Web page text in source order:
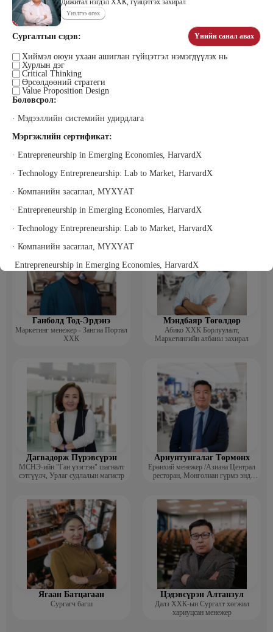
Дижитал нэгдэл ХХК, гүйцэтгэх захирал
Үнэлгээ өгөх
Сургалтын сэдэв: Үнийн санал авах
Хиймэл оюун ухаан ашиглан гүйцэтгэл нэмэгдүүлэх нь
Хурлын дэг
Critical Thinking
Өрсөлдөөний стратеги
Value Proposition Design
Боловсрол:
· Мэдээллийн системийн удирдлага
Мэргэжлийн сертификат:
· Entrepreneurship in Emerging Economies, HarvardX
· Technology Entrepreneurship: Lab to Market, HarvardX
· Компанийн засаглал, МҮХҮАТ
· Entrepreneurship in Emerging Economies, HarvardX
· Technology Entrepreneurship: Lab to Market, HarvardX
· Компанийн засаглал, МҮХҮАТ
Entrepreneurship in Emerging Economies, HarvardX
· Technology Entrepreneurship: Lab to Market, HarvardX
· Компанийн засаглал, МҮХҮАТ
Ажлын туршлага:
2021-2024 Гүйцэтгэх захирал, iTrip ХХК 2017-2024 Гүйцэтгэх
захирал, iHotel ХХК 2014-2017 Гүйцэтгэх захирал, Хөргөлт сервис
Наран анд консалтинг” ХХК-ийн
Захирал
Бээжин Солонгоо
Франклинкови Монгол ХХК
Прус Центр ХХК-ийн Хяналт
ISO4500; ISO9001 нэгдсэн
карьер сургалтын төвийн нийгмийн
Ганболд Тод-Эрдэнэ
Маркетинг менежер - Зангиа Портал
ХХК
Мэндбаяр Төгөлдөр
Абико ХХК Борлуулалт,
Маркетингийн албаны захирал
Дагвадорж Пүрэвсүрэн
МСНЭ-ийн "Ган үзэгтэн" шагналт
сэтгүүлч, Урлаг судлалын магистр
Ариунтунгалаг Төрмөнх
Ерөнхий менежер /Азиана Централ
ресторан, Монголиан гүрмэ энд
Ягаан Батцагаан
Сургагч багш
Цэдэвсүрэн Алтанзул
Далз ХХК-ын Сургалт хөгжил
хариуцсан менежер